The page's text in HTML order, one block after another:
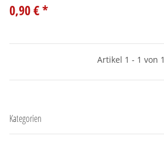
0,90 €*
Artikel 1 - 1 von 1
Kategorien